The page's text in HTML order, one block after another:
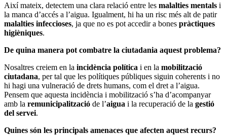
Així mateix, detectem una clara relació entre les malalties mentals i
la manca d’accés a l’aigua. Igualment, hi ha un risc més alt de patir
malalties infeccioses, ja que no es pot accedir a bones pràctiques
higièniques.
De quina manera pot combatre la ciutadania aquest problema?
Nosaltres creiem en la incidència política i en la mobilització
ciutadana, per tal que les polítiques públiques siguin coherents i no
hi hagi una vulneració de drets humans, com el dret a l’aigua.
Pensem que aquesta incidència i mobilització s’ha d’acompanyar
amb la remunicipalització de l’aigua i la recuperació de la gestió
del servei.
Quines són les principals amenaces que afecten aquest recurs?